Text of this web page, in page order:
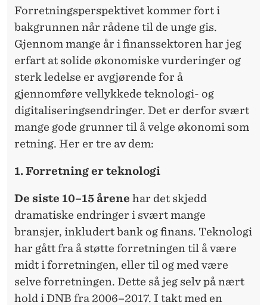
Forretningsperspektivet kommer fort i
bakgrunnen når rådene til de unge gis.
Gjennom mange år i finanssektoren har jeg
erfart at solide økonomiske vurderinger og
sterk ledelse er avgjørende for å
gjennomføre vellykkede teknologi- og
digitaliseringsendringer. Det er derfor svært
mange gode grunner til å velge økonomi som
retning. Her er tre av dem:
1. Forretning er teknologi
De siste 10–15 årene har det skjedd
dramatiske endringer i svært mange
bransjer, inkludert bank og finans. Teknologi
har gått fra å støtte forretningen til å være
midt i forretningen, eller til og med være
selve forretningen. Dette så jeg selv på nært
hold i DNB fra 2006–2017. I takt med en